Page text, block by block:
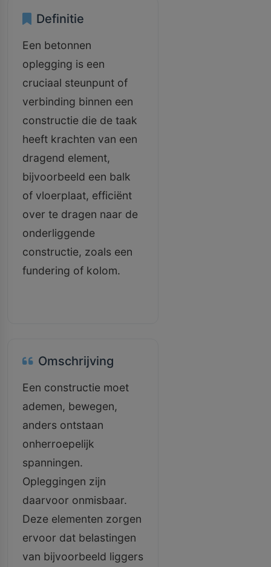
Definitie
Een betonnen
oplegging is een
cruciaal steunpunt of
verbinding binnen een
constructie die de taak
heeft krachten van een
dragend element,
bijvoorbeeld een balk
of vloerplaat, efficiënt
over te dragen naar de
onderliggende
constructie, zoals een
fundering of kolom.
Omschrijving
Een constructie moet
ademen, bewegen,
anders ontstaan
onherroepelijk
spanningen.
Opleggingen zijn
daarvoor onmisbaar.
Deze elementen zorgen
ervoor dat belastingen
van bijvoorbeeld liggers